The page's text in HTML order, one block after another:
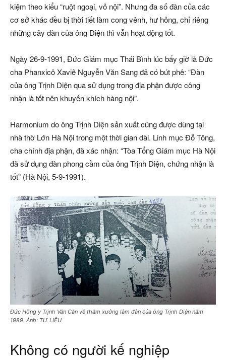
kiệm theo kiểu “ruột ngoại, vỏ nội”. Nhưng đa số đàn của các
cơ sở khác đều bị thời tiết làm cong vênh, hư hỏng, chỉ riêng
những cây đàn của ông Diện thì vẫn hoạt động tốt.
Ngày 26-9-1991, Đức Giám mục Thái Bình lúc bấy giờ là Đức
cha Phanxicô Xaviê Nguyễn Văn Sang đã có bút phê: “Đàn
của ông Trịnh Diện qua sử dụng trong địa phận được công
nhận là tốt nên khuyến khích hàng nội”.
Harmonium do ông Trịnh Diện sản xuất cũng được dùng tại
nhà thờ Lớn Hà Nội trong một thời gian dài. Linh mục Đỗ Tông,
cha chính địa phận, đã xác nhận: “Tòa Tổng Giám mục Hà Nội
đã sử dụng đàn phong cầm của ông Trịnh Diện, chứng nhận là
tốt” (Hà Nội, 5-9-1991).
Đức Hồng y Trịnh Văn Căn về thăm xưởng làm đàn của ông Trịnh Diện năm
1989. Ảnh: TƯ LIỆU
Không có người kế nghiệp